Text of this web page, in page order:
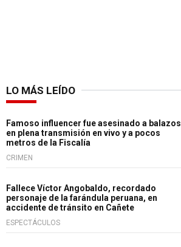
LO MÁS LEÍDO
Famoso influencer fue asesinado a balazos
en plena transmisión en vivo y a pocos
metros de la Fiscalía
CRIMEN
Fallece Víctor Angobaldo, recordado
personaje de la farándula peruana, en
accidente de tránsito en Cañete
ESPECTÁCULOS